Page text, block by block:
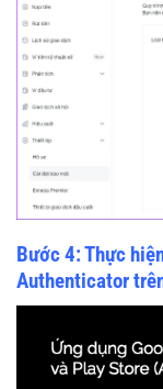
Bước 4: Thực
Authenticator